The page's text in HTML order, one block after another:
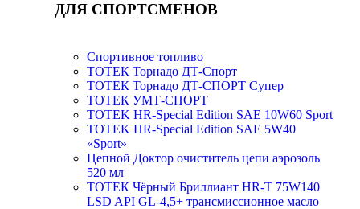
ДЛЯ СПОРТСМЕНОВ
Спортивное топливо
ТОТЕК Торнадо ДТ-Спорт
ТОТЕК Торнадо ДТ-СПОРТ Супер
ТОТЕК УМТ-СПОРТ
TOTEK HR-Special Edition SAE 10W60 Sport
TOTEK HR-Special Edition SAE 5W40
«Sport»
Цепной Доктор очиститель цепи аэрозоль
520 мл
ТОТЕК Чёрный Бриллиант HR-T 75W140
LSD API GL-4,5+ трансмиссионное масло